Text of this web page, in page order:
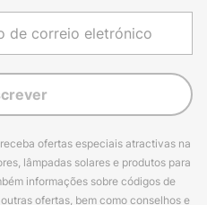
ofertas especiais atractivas na
lâmpadas solares e produtos para
informações sobre códigos de
ofertas, bem como conselhos e